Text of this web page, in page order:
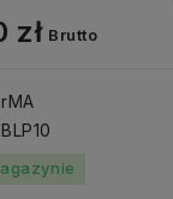
zł Brutto